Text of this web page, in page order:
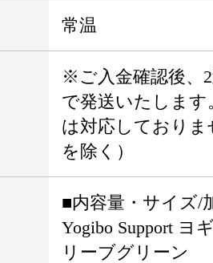
常温
※ご入金確認後、
で発送いたします
は対応しておりま
を除く）
■内容量・サイズ/
Yogibo Support ヨ
リーブグリーン